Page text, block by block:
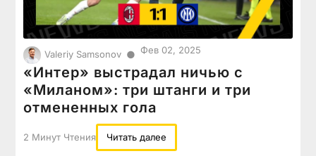
Valeriy Samsonov ● Фев 02, 2025
«Интер» выстрадал ничью с
«Миланом»: три штанги и три
отмененных гола
2 Минут Чтения Читать далее